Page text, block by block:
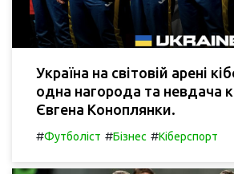
Україна на світовій арені
одна нагорода та невдача
Євгена Коноплянки.
#Футболіст #Бізнес #Кіберспорт